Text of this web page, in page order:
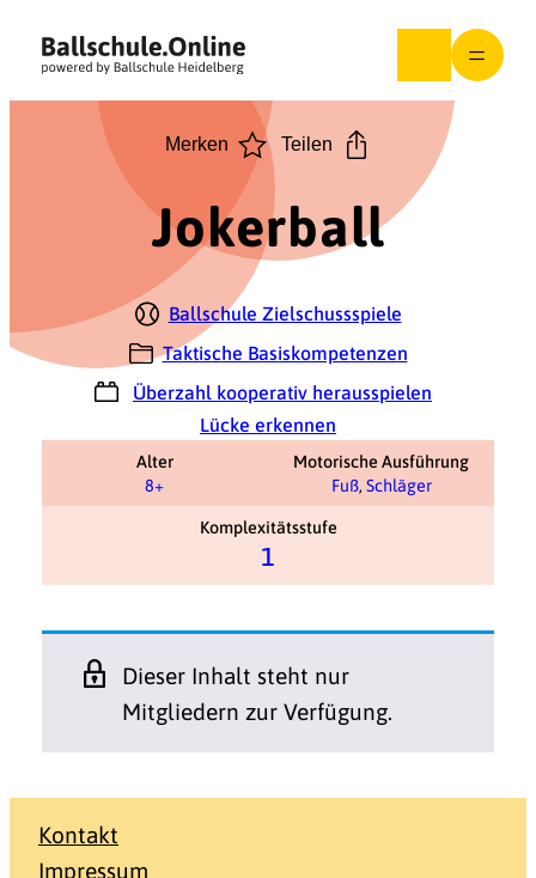
Inhalt
springen
Merken Teilen
Jokerball
Ballschule Zielschussspiele
Taktische Basiskompetenzen
Überzahl kooperativ herausspielen
Lücke erkennen
Alter
8+
Motorische Ausführung
Fuß, Schläger
Komplexitätsstufe
1
Dieser Inhalt steht nur
Mitgliedern zur Verfügung.
Kontakt
Impressum